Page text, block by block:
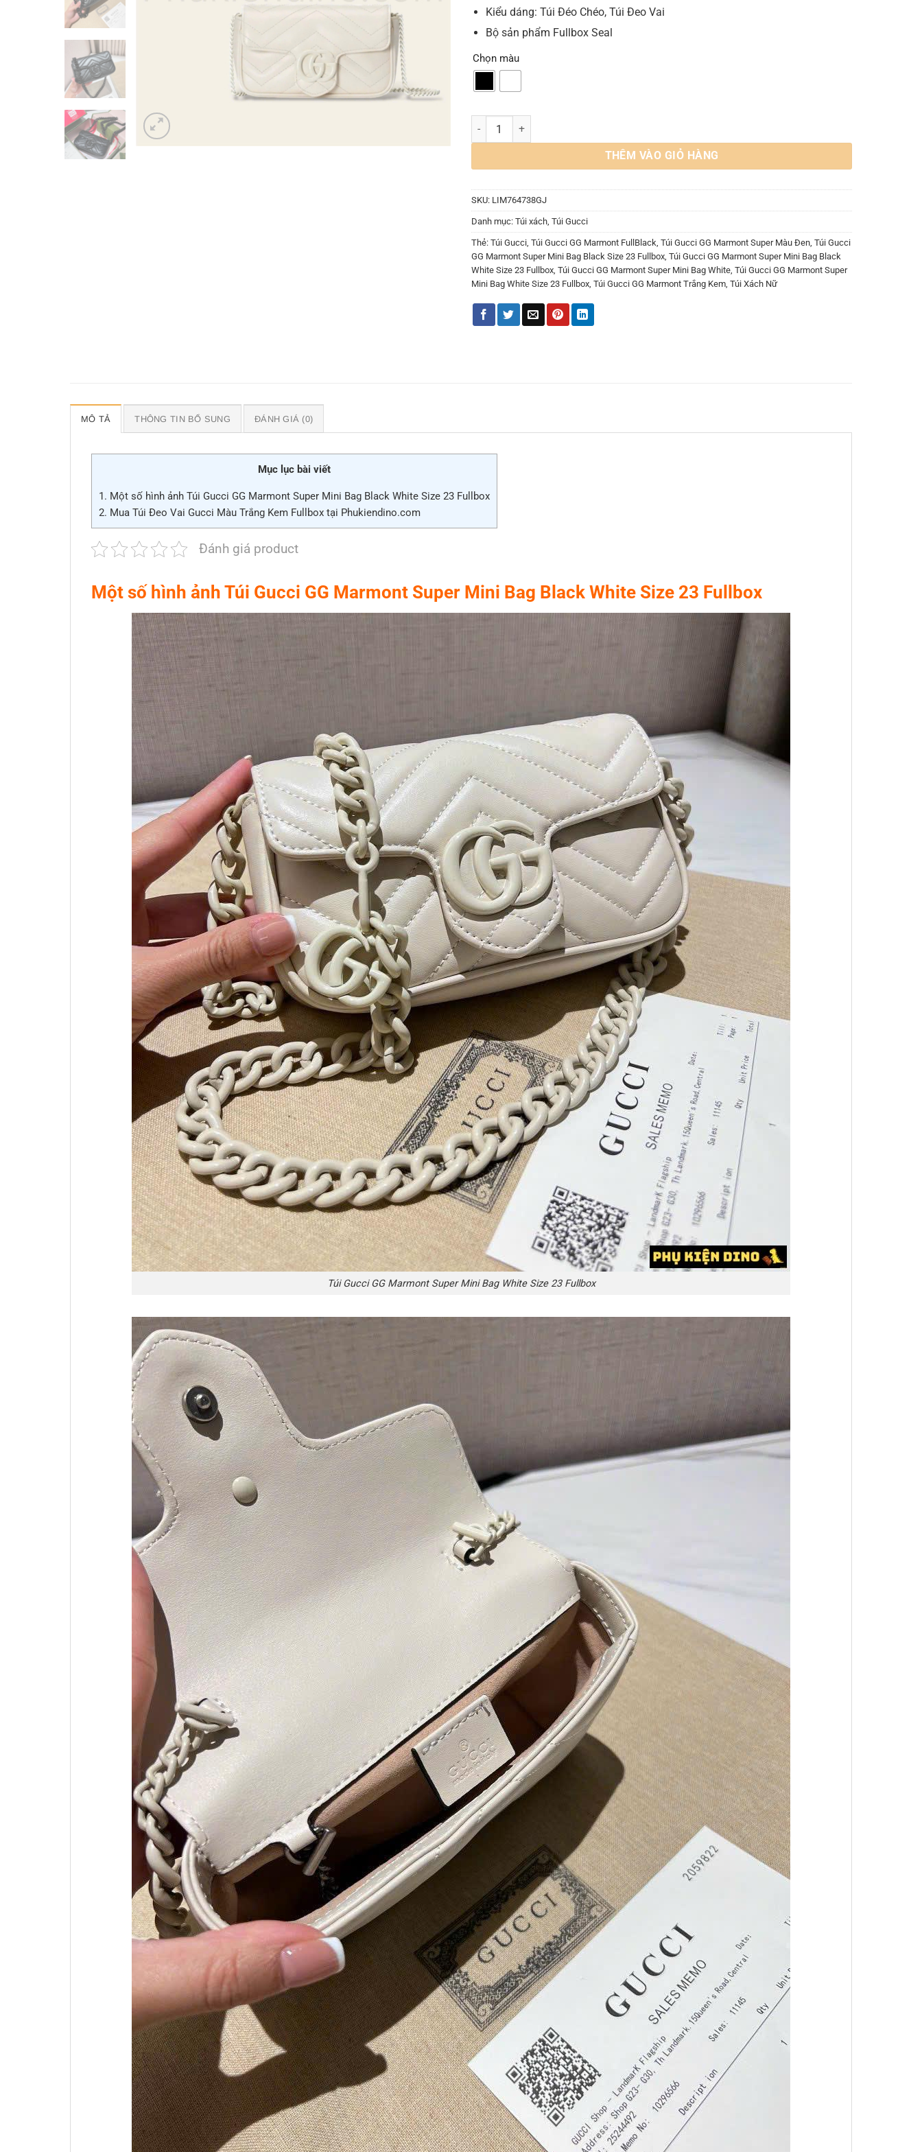
Kiểu dáng: Túi Đéo Chéo, Túi Đeo Vai
Bộ sản phẩm Fullbox Seal
Chọn màu
Túi Gucci GG Marmont Super Mini Bag Black White Size 23 Fullbox số lượng
THÊM VÀO GIỎ HÀNG
SKU: LIM764738GJ
Danh mục: Túi xách Túi Gucci
Thẻ: Túi Gucci Túi Gucci GG Marmont FullBlack Túi Gucci GG Marmont Super Màu Đen Túi Gucci
GG Marmont Super Mini Bag Black Size 23 Fullbox Túi Gucci GG Marmont Super Mini Bag Black
White Size 23 Fullbox Túi Gucci GG Marmont Super Mini Bag White Túi Gucci GG Marmont Super
Mini Bag White Size 23 Fullbox Túi Gucci GG Marmont Trắng Kem Túi Xách Nữ
MÔ TẢ THÔNG TIN BỔ SUNG ĐÁNH GIÁ (0)
Mục lục bài viết
1. Một số hình ảnh Túi Gucci GG Marmont Super Mini Bag Black White Size 23 Fullbox
2. Mua Túi Đeo Vai Gucci Màu Trắng Kem Fullbox tại Phukiendino.com
Đánh giá product
Một số hình ảnh Túi Gucci GG Marmont Super Mini Bag Black White Size 23 Fullbox
Túi Gucci GG Marmont Super Mini Bag White Size 23 Fullbox